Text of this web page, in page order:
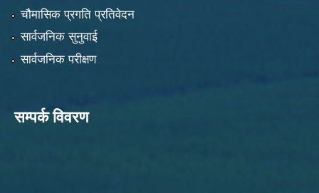
चौमासिक प्रगति प्रतिवेदन
सार्वजनिक सुनुवाई
सार्वजनिक परीक्षण
सम्पर्क विवरण